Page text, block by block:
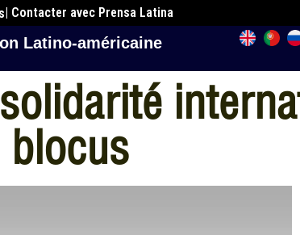
| Contacter avec Prensa Latina
Latino-américaine